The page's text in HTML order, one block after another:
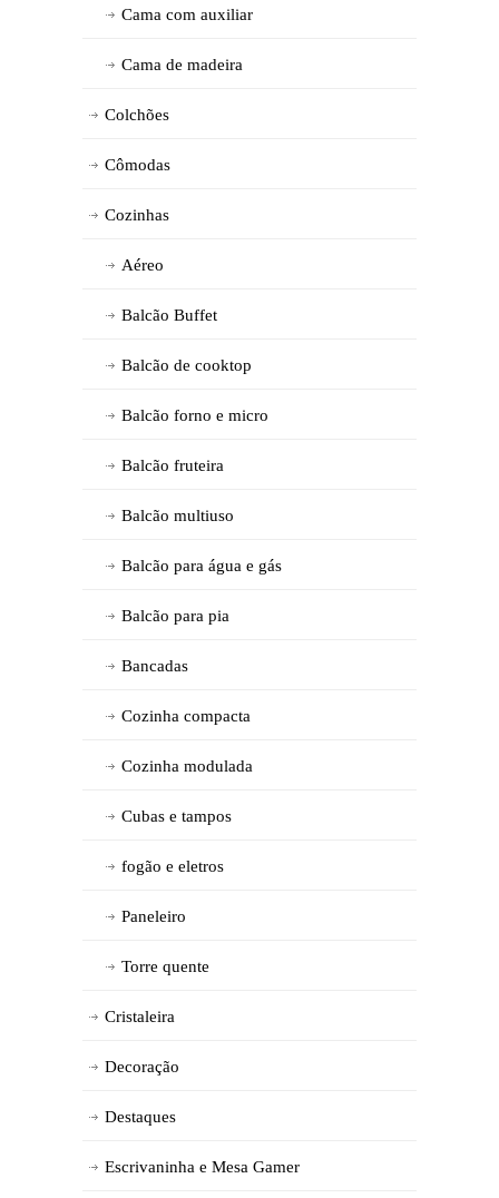
Cama com auxiliar
Cama de madeira
Colchões
Cômodas
Cozinhas
Aéreo
Balcão Buffet
Balcão de cooktop
Balcão forno e micro
Balcão fruteira
Balcão multiuso
Balcão para água e gás
Balcão para pia
Bancadas
Cozinha compacta
Cozinha modulada
Cubas e tampos
fogão e eletros
Paneleiro
Torre quente
Cristaleira
Decoração
Destaques
Escrivaninha e Mesa Gamer